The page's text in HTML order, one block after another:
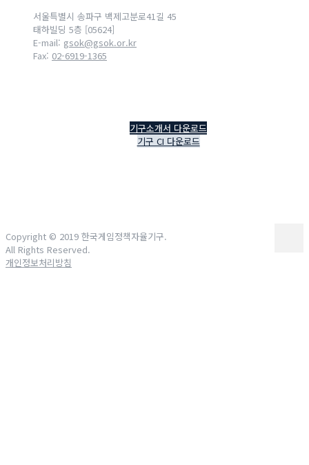
서울특별시 송파구 백제고분로41길 45
태하빌딩 5층 [05624]
E-mail: gsok@gsok.or.kr
Fax: 02-6919-1365
기구소개서 다운로드
기구 CI 다운로드
Copyright © 2019 한국게임정책자율기구.
All Rights Reserved.
개인정보처리방침